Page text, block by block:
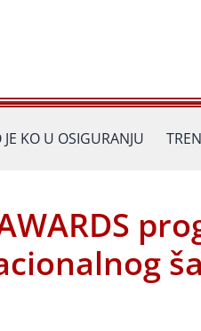
JE KO U OSIGURANJU